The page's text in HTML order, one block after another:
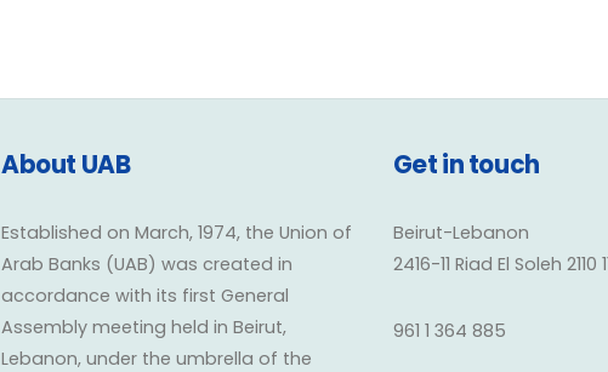
About UAB
Established on March, 1974, the Union of
Arab Banks (UAB) was created in
accordance with its first General
Assembly meeting held in Beirut,
Lebanon, under the umbrella of the
Get in touch
Beirut-Lebanon
2416-11 Riad El Soleh 2110
961 1 364 885